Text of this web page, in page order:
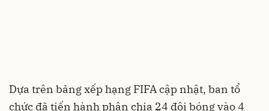
Dựa trên bảng xếp hạng FIFA cập nhật, ban tổ
chức đã tiến hành phân chia 24 đội bóng vào 4